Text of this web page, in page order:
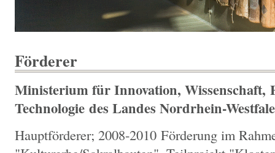
Förderer
Ministerium für Innovation, Wissenschaft,
Technologie des Landes Nordrhein-
Hauptförderer; 2008-2010 Förderung im